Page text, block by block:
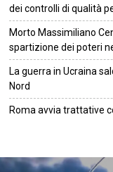
dei controlli di qualità
Morto Massimiliano
spartizione dei poteri
La guerra in Ucraina
Nord
Roma avvia trattative